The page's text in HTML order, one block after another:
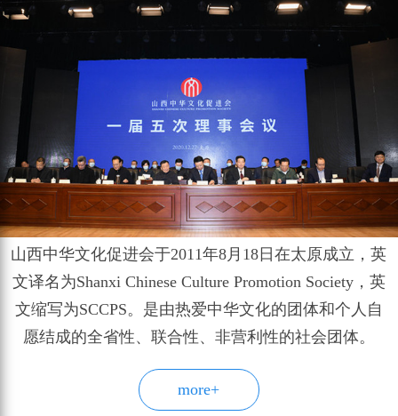
山西中华文化促进会于2011年8月18日在太原成立，英
文译名为Shanxi Chinese Culture Promotion Society，英
文缩写为SCCPS。是由热爱中华文化的团体和个人自
愿结成的全省性、联合性、非营利性的社会团体。
more+